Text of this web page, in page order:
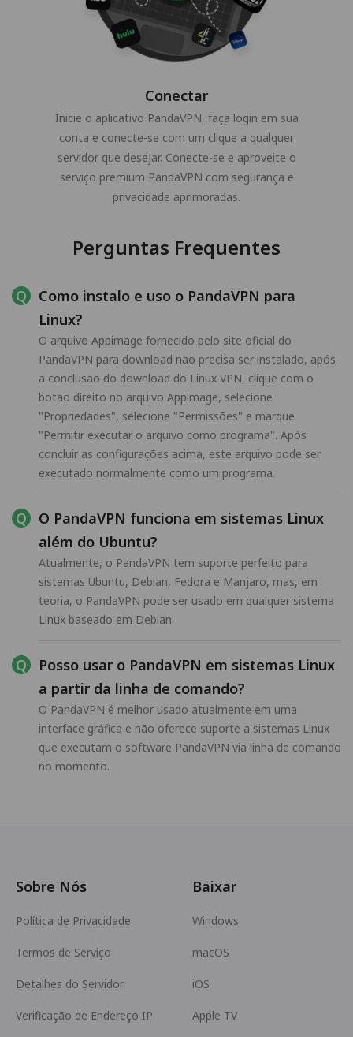
Conectar
Inicie o aplicativo PandaVPN, faça login em sua
conta e conecte-se com um clique a qualquer
servidor que desejar. Conecte-se e aproveite o
serviço premium PandaVPN com segurança e
privacidade aprimoradas.
Perguntas Frequentes
Como instalo e uso o PandaVPN para
Linux?
O arquivo Appimage fornecido pelo site oficial do
PandaVPN para download não precisa ser instalado, após
a conclusão do download do Linux VPN, clique com o
botão direito no arquivo Appimage, selecione
"Propriedades", selecione "Permissões" e marque
"Permitir executar o arquivo como programa". Após
concluir as configurações acima, este arquivo pode ser
executado normalmente como um programa.
O PandaVPN funciona em sistemas Linux
além do Ubuntu?
Atualmente, o PandaVPN tem suporte perfeito para
sistemas Ubuntu, Debian, Fedora e Manjaro, mas, em
teoria, o PandaVPN pode ser usado em qualquer sistema
Linux baseado em Debian.
Posso usar o PandaVPN em sistemas Linux
a partir da linha de comando?
O PandaVPN é melhor usado atualmente em uma
interface gráfica e não oferece suporte a sistemas Linux
que executam o software PandaVPN via linha de comando
no momento.
Sobre Nós
Política de Privacidade
Termos de Serviço
Detalhes do Servidor
Verificação de Endereço IP
Baixar
Windows
macOS
iOS
Apple TV